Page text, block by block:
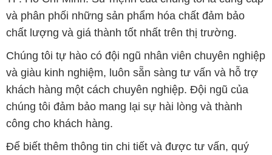
và phân phối những sản phẩm hóa chất đảm bảo
chất lượng và giá thành tốt nhất trên thị trường.
Chúng tôi tự hào có đội ngũ nhân viên chuyên nghiệp
và giàu kinh nghiệm, luôn sẵn sàng tư vấn và hỗ trợ
khách hàng một cách chuyên nghiệp. Đội ngũ của
chúng tôi đảm bảo mang lại sự hài lòng và thành
công cho khách hàng.
Để biết thêm thông tin chi tiết và được tư vấn, quý